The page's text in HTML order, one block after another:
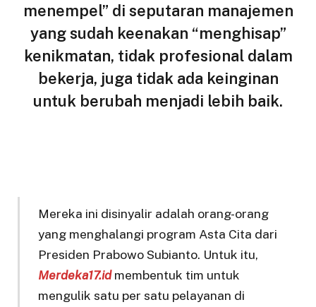
menempel” di seputaran manajemen
yang sudah keenakan “menghisap”
kenikmatan, tidak profesional dalam
bekerja, juga tidak ada keinginan
untuk berubah menjadi lebih baik.
Mereka ini disinyalir adalah orang-orang
yang menghalangi program Asta Cita dari
Presiden Prabowo Subianto. Untuk itu,
Merdeka17.id membentuk tim untuk
mengulik satu per satu pelayanan di